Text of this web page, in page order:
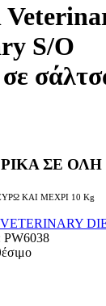
S/O
ΣΕ
ΚΑΙ ΜΕΧΡΙ 10 Kg
PW6038